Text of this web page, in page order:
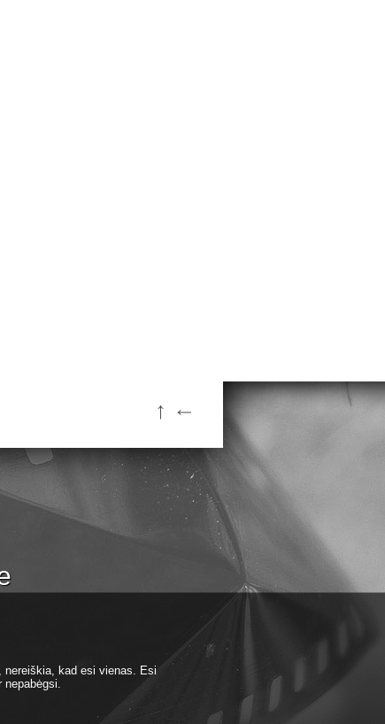
nereiškia, kad esi vienas. Esi
nepabėgsi.